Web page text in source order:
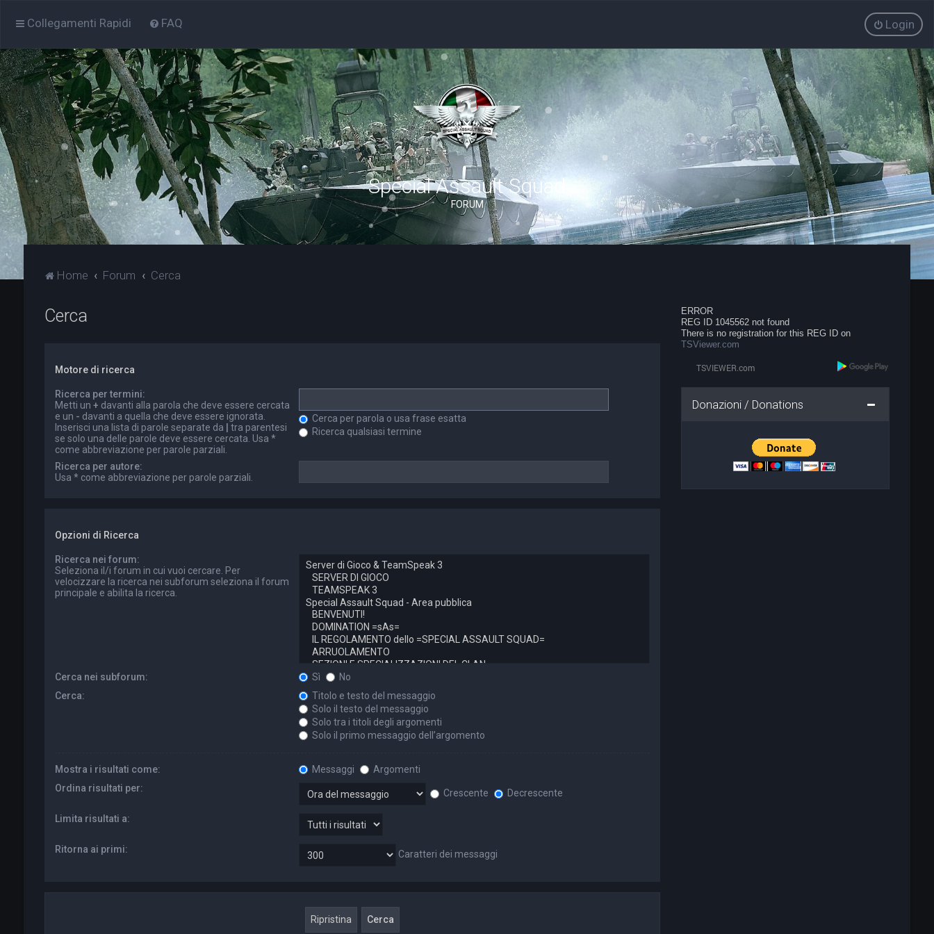
Collegamenti Rapidi FAQ Login
Special Assault Squad
FORUM
Home Forum Cerca
Cerca
Motore di ricerca
Ricerca per termini:
Metti un + davanti alla parola che deve essere cercata
e un - davanti a quella che deve essere ignorata.
Inserisci una lista di parole separate da
tra parentesi
se solo una delle parole deve essere cercata. Usa *
come abbreviazione per parole parziali.
Cerca per parola o usa frase esatta
Ricerca qualsiasi termine
Ricerca per autore:
Usa * come abbreviazione per parole parziali.
Opzioni di Ricerca
Ricerca nei forum:
Seleziona il/i forum in cui vuoi cercare. Per
velocizzare la ricerca nei subforum seleziona il forum
principale e abilita la ricerca.
Cerca nei subforum: Sì
No
Cerca:
Titolo e testo del messaggio
Solo il testo del messaggio
Solo tra i titoli degli argomenti
Solo il primo messaggio dell’argomento
Mostra i risultati come: Messaggi
Argomenti
Ordina risultati per:
Crescente Decrescente
Limita risultati a:
Ritorna ai primi: Caratteri dei messaggi
ERROR
REG ID 1045562 not found
There is no registration for this REG ID on
TSViewer.com
Donazioni / Donations